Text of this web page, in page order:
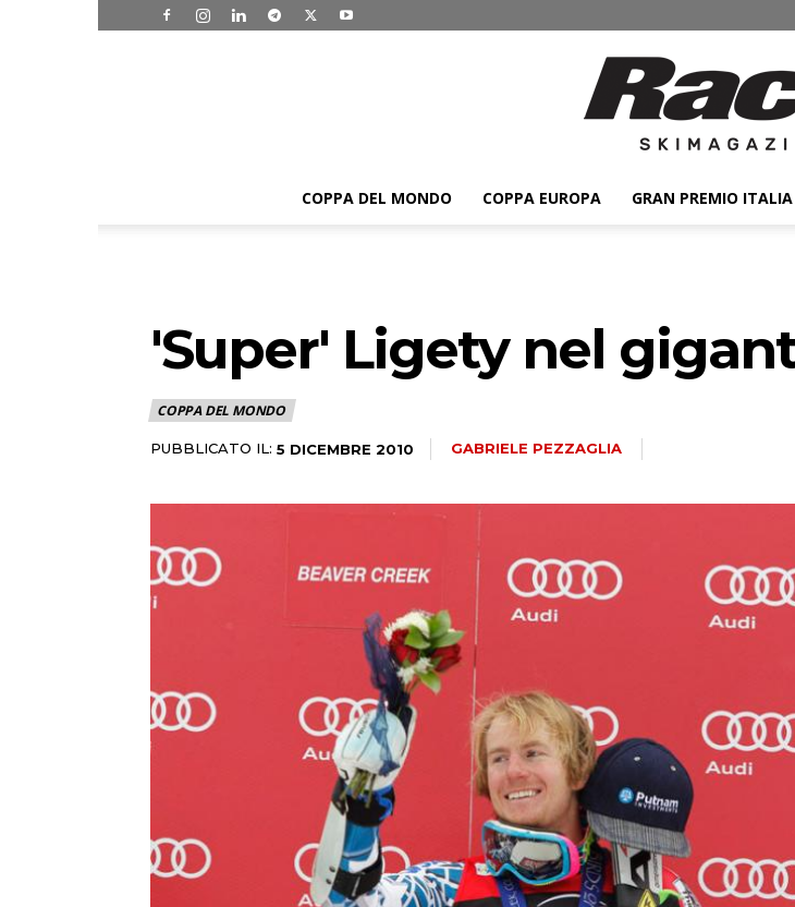
magazine
COPPA DEL MONDO COPPA EUROPA GRAN PREMIO ITALIA
'Super' Ligety nel
COPPA DEL MONDO
PUBBLICATO IL: 5 DICEMBRE 2010 GABRIELE PEZZAGLIA